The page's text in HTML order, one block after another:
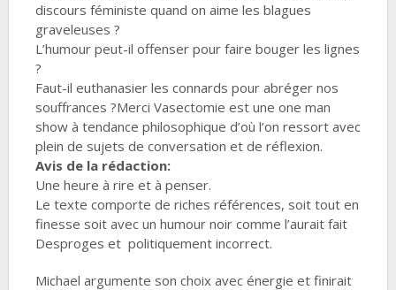
discours féministe quand on aime les blagues
graveleuses ?
L’humour peut-il offenser pour faire bouger les lignes
?
Faut-il euthanasier les connards pour abréger nos
souffrances ?Merci Vasectomie est une one man
show à tendance philosophique d’où l’on ressort avec
plein de sujets de conversation et de réflexion.
Avis de la rédaction:
Une heure à rire et à penser.
Le texte comporte de riches références, soit tout en
finesse soit avec un humour noir comme l’aurait fait
Desproges et politiquement incorrect.
Michael argumente son choix avec énergie et finirait